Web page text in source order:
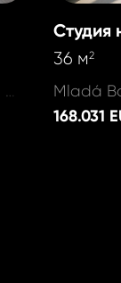
Mladá Boleslav - Michalovice, Michalovice
Студия
36 м2
168.031